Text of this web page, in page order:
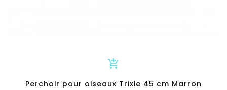
add_shopping_cart
Perchoir pour oiseaux Trixie 45 cm Marron